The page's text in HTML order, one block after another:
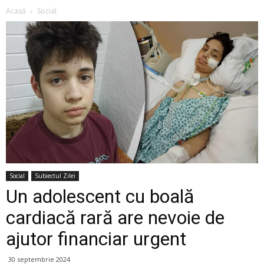
Acasă Social
Social Subiectul Zilei
Un adolescent cu boală
cardiacă rară are nevoie de
ajutor financiar urgent
30 septembrie 2024